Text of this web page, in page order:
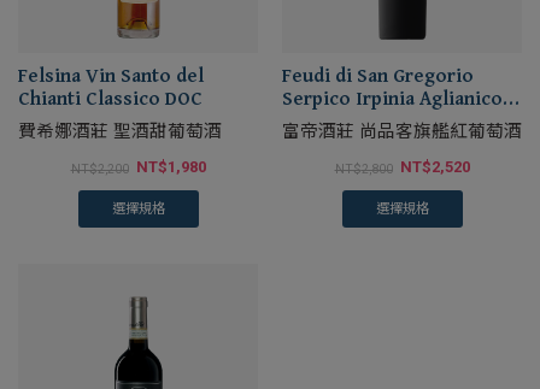
Felsina Vin Santo del
Chianti Classico DOC
費希娜酒莊 聖酒甜葡萄酒
NT$2,200 NT$1,980
選擇規格
Feudi di San Gregorio
Serpico Irpinia Aglianico
DOC
富帝酒莊 尚品客旗艦紅葡萄酒
NT$2,800 NT$2,520
選擇規格